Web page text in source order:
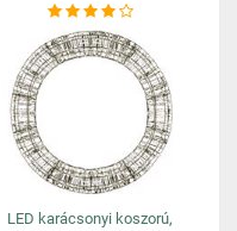
LED karácsonyi koszorú,